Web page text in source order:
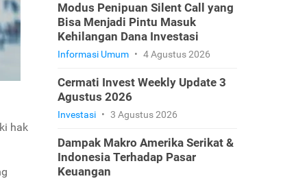
hak
Modus Penipuan Silent Call yang
Bisa Menjadi Pintu Masuk
Kehilangan Dana Investasi
Informasi Umum • 4 Agustus 2026
Cermati Invest Weekly Update 3
Agustus 2026
Investasi • 3 Agustus 2026
Dampak Makro Amerika Serikat &
Indonesia Terhadap Pasar
Keuangan